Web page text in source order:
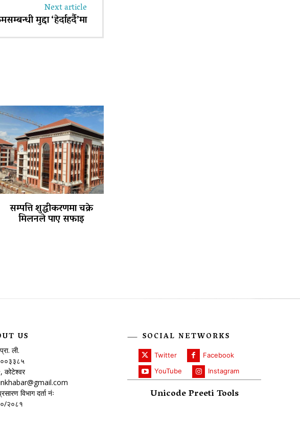
Next article
मुद्दा ‘हेर्दाहर्दै’मा
सम्पत्ति शुद्धीकरणमा चक्रे
मिलनले पाए सफाइ
US
ली.
कोटेश्वर
विभाग दर्ता नंः
२०८१
SOCIAL NETWORKS
Twitter
Facebook
YouTube
Instagram
Unicode Preeti Tools